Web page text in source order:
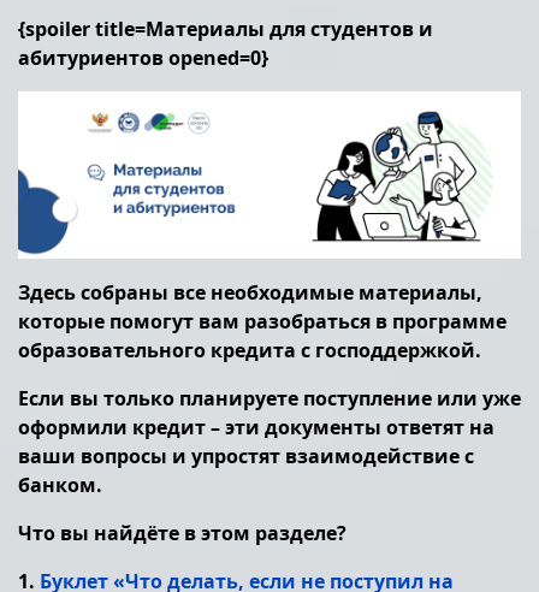
{spoiler title=Материалы для студентов и
абитуриентов opened=0}
Здесь собраны все необходимые материалы,
которые помогут вам разобраться в программе
образовательного кредита с господдержкой.
Если вы только планируете поступление или уже
оформили кредит – эти документы ответят на
ваши вопросы и упростят взаимодействие с
банком.
Что вы найдёте в этом разделе?
1. Буклет «Что делать, если не поступил на